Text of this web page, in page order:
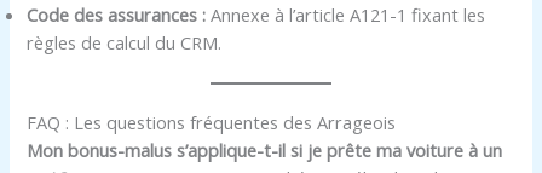
Code des assurances : Annexe à l’article A121-1 fixant les
règles de calcul du CRM.
FAQ : Les questions fréquentes des Arrageois
Mon bonus-malus s’applique-t-il si je prête ma voiture à un